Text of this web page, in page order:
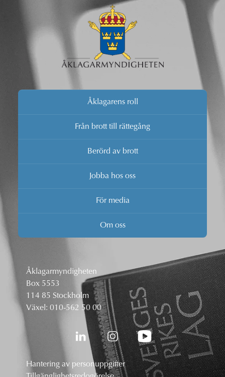
Åklagarens roll
Från brott till rättegång
Berörd av brott
Jobba hos oss
För media
Om oss
Åklagarmyndigheten
Box 5553
114 85 Stockholm
Växel: 010-562 50 00
Hantering av personuppgifter